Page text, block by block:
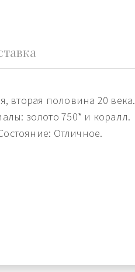
вторая половина 20 века.
золото 750* и коралл.
Отличное.